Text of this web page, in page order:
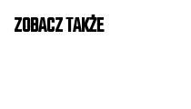
ZOBACZ TAKŻE